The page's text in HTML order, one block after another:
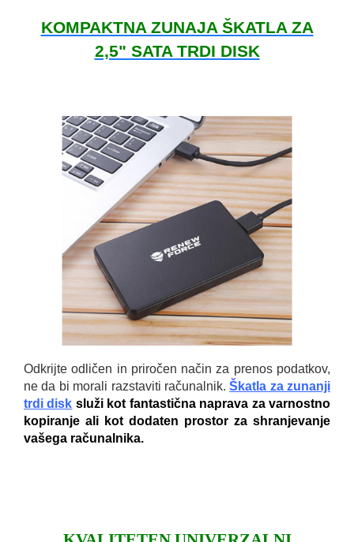
KOMPAKTNA ZUNAJA ŠKATLA ZA
2,5" SATA TRDI DISK
Odkrijte odličen in priročen način za prenos podatkov,
ne da bi morali razstaviti računalnik.Škatla za zunanji
trdi disk služi kot fantastična naprava za varnostno
kopiranje ali kot dodaten prostor za shranjevanje
vašega računalnika.